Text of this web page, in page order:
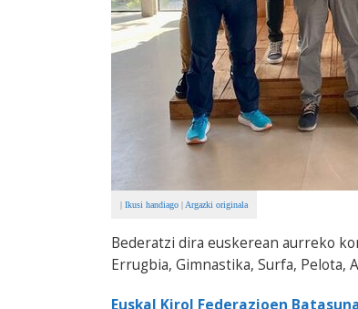
| Ikusi handiago | Argazki originala
Bederatzi dira euskerean aurreko
Errugbia, Gimnastika, Surfa, Pelota,